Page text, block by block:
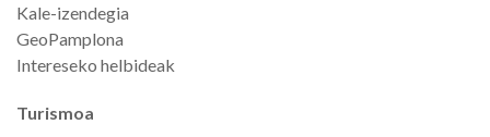
Kale-izendegia
GeoPamplona
Intereseko helbideak
Turismoa